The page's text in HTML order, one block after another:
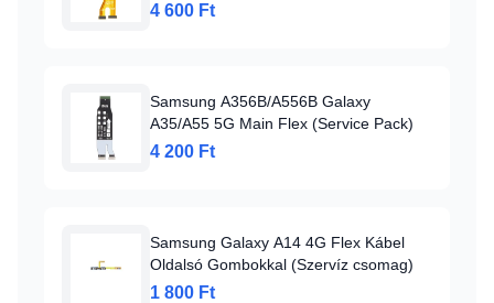
4 600 Ft
Samsung A356B/A556B Galaxy
A35/A55 5G Main Flex (Service Pack)
4 200 Ft
Samsung Galaxy A14 4G Flex Kábel
Oldalsó Gombokkal (Szervíz csomag)
1 800 Ft